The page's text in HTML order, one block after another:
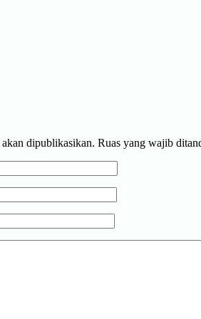
dipublikasikan. Ruas yang wajib